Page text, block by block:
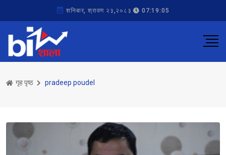
शनिबार, श्रावण २३,२०८३ 07:19:05
गृह पृष्ठ pradeep poudel